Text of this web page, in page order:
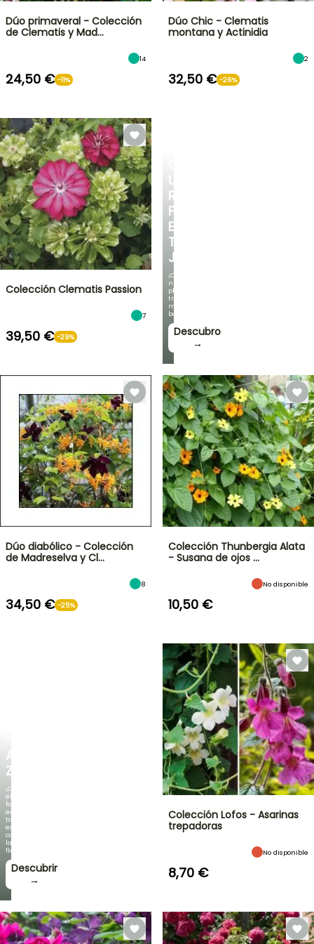
UN
RINCÓN
FRESCO
EN
TU
JARDÍN
¡Con
nuestras
plantas
trepadoras
más
bonitas!
Descubro
→
AGAPANTHUS
ZAMBEZI
¡Cuando
el
follaje
es
tan
espectacular
como
la
floración!
Descubrir
→
Dúo primaveral - Colección
de Clematis y Mad…
14
24,50 € -11%
Dúo Chic - Clematis
montana y Actinidia
2
32,50 € -26%
Colección Clematis Passion
7
39,50 € -29%
Dúo diabólico - Colección
de Madreselva y Cl…
8
34,50 € -25%
Colección Thunbergia Alata
- Susana de ojos …
No disponible
10,50 €
Colección Lofos - Asarinas
trepadoras
No disponible
8,70 €